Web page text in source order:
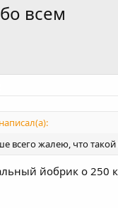
всем
всего жалею, что
йобрик о 250